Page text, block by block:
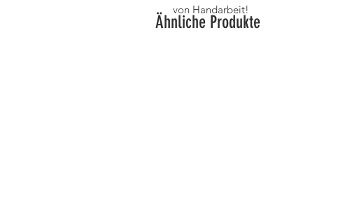
von Handarbeit!
Ähnliche Produkte